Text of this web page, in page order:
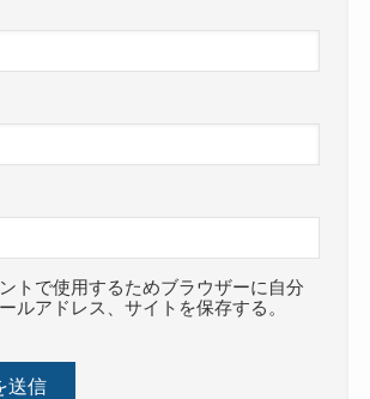
トで使用するためブラウザーに自分
ルアドレス、サイトを保存する。